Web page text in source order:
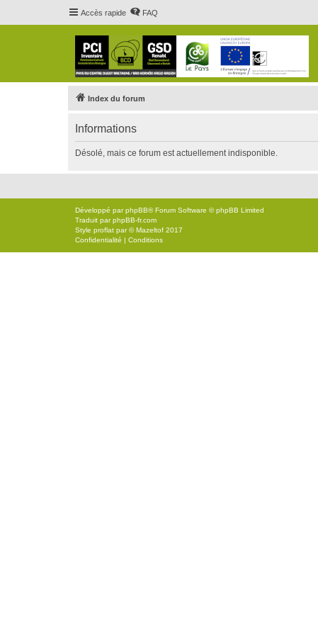
Accès rapide FAQ
Index du forum
Informations
Désolé, mais ce forum est actuellement indisponible.
Développé parphpBB® Forum Software © phpBB Limited
Traduit parphpBB-fr.com
Style proflat par ©Mazeltof 2017
Confidentialité | Conditions